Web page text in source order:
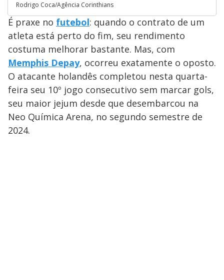
Rodrigo Coca/Agência Corinthians
É praxe no futebol: quando o contrato de um
atleta está perto do fim, seu rendimento
costuma melhorar bastante. Mas, com
Memphis Depay, ocorreu exatamente o oposto.
O atacante holandês completou nesta quarta-
feira seu 10º jogo consecutivo sem marcar gols,
seu maior jejum desde que desembarcou na
Neo Química Arena, no segundo semestre de
2024.